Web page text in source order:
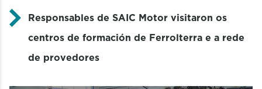
Responsables de SAIC Motor visitaron os
centros de formación de Ferrolterra e a rede
de provedores